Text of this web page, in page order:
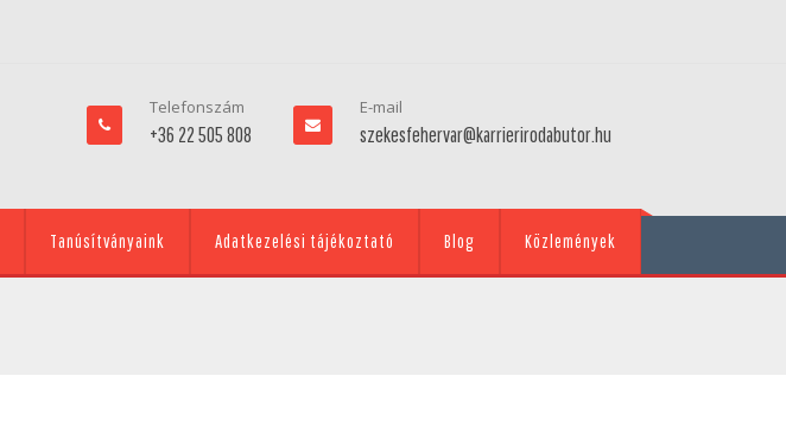
Telefonszám
+36 22 505 808
E-mail
szekesfehervar@karrierirodabutor.hu
Tanúsítványaink Adatkezelési tájékoztató Blog Közlemények